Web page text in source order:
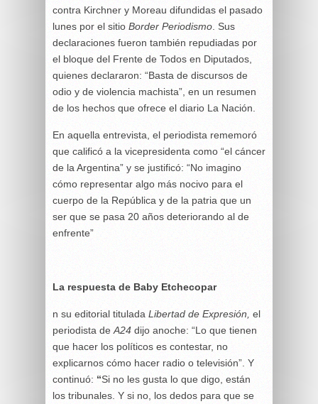
contra Kirchner y Moreau difundidas el pasado
lunes por el sitio Border Periodismo . Sus
declaraciones fueron también repudiadas por
el bloque del Frente de Todos en Diputados,
quienes declararon: “Basta de discursos de
odio y de violencia machista”, en un resumen
de los hechos que ofrece el diario La Nación.
En aquella entrevista, el periodista rememoró
que calificó a la vicepresidenta como “el cáncer
de la Argentina” y se justificó: “No imagino
cómo representar algo más nocivo para el
cuerpo de la República y de la patria que un
ser que se pasa 20 años deteriorando al de
enfrente”
La respuesta de Baby Etchecopar
n su editorial titulada Libertad de Expresión, el
periodista de A24 dijo anoche: “Lo que tienen
que hacer los políticos es contestar, no
explicarnos cómo hacer radio o televisión”. Y
continuó: “Si no les gusta lo que digo, están
los tribunales. Y si no, los dedos para que se